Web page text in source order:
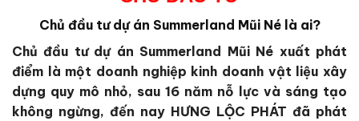
Chủ đầu tư dự án Summerland Mũi Né là ai?
Chủ đầu tư dự án Summerland Mũi Né xuất phát
điểm là một doanh nghiệp kinh doanh vật liệu xây
dựng quy mô nhỏ, sau 16 năm nỗ lực và sáng tạo
không ngừng, đến nay HƯNG LỘC PHÁT đã phát